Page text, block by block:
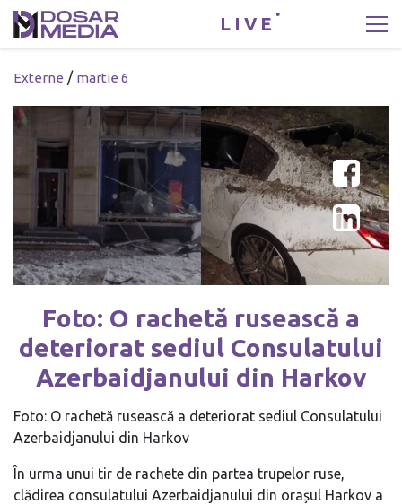
LIVE
Externe / martie 6
Foto: O rachetă rusească a
deteriorat sediul Consulatului
Azerbaidjanului din Harkov
Foto: O rachetă rusească a deteriorat sediul Consulatului
Azerbaidjanului din Harkov
În urma unui tir de rachete din partea trupelor ruse,
clădirea consulatului Azerbaidjanului din orașul Harkov a